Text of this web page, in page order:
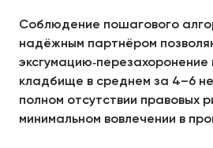
Соблюдение пошагового
надёжным партнёром
эксгумацию‑перезахоронение
кладбище в среднем за 4–6
полном отсутствии правовых
минимальном вовлечении в